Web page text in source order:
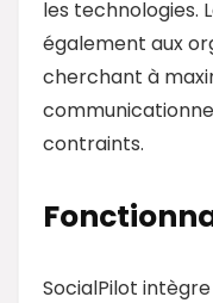
les technologies.
également aux
cherchant à
contraints.
SocialPilot